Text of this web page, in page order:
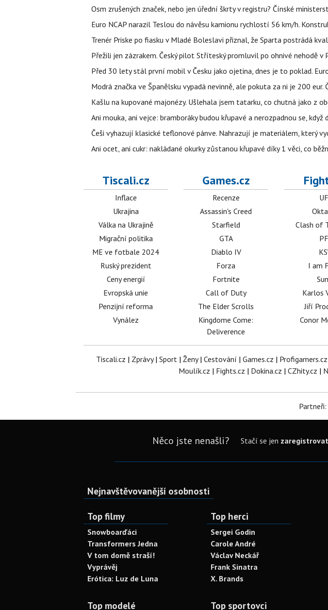
Osm zrušených značek, nebo jen úřední škrty v registru? Čínské
Euro NCAP narazil Teslou do návěsu kamionu rychlostí 56 km/h.
Trenér Priske po fiasku v Mladé Boleslavi přiznal, že Sparta postrádá
Přežili jen zázrakem. Český pilot Stříteský promluvil po ohnivé nehodě v
Před 30 lety stál první mobil v Česku jako ojetina, dnes je to poklad.
Modrá značka ve Španělsku vypadá nevinně, ale pokuta za ni je 200
Kašlu na kupované majonézy. Ušlehala jsem tatarku, co chutná jako z
Ani mouka, ani vejce: bramboráky budou křupavé a nerozpadnou se,
Češi vyhazují klasické teflonové pánve. Nahrazují je materiálem, který
Ani ocet, ani cukr: nakládané okurky zůstanou křupavé díky 1 věci, co
Tiscali.cz
Inflace
Ukrajina
Válka na Ukrajině
Migrační politika
ME ve fotbale 2024
Ruský prezident
Ceny energií
Evropská unie
Penzijní reforma
Vynález
Games.cz
Recenze
Assassin's Creed
Starfield
GTA
Diablo IV
Forza
Fortnite
Call of Duty
The Elder Scrolls
Kingdome Come:
Deliverence
Clash of
I am
Karlos
Jiří
Conor
Tiscali.cz | Zprávy| Sport| Ženy| Cestování | Games.cz | Profigamers.cz
Moulík.cz | Fights.cz | Dokina.cz | CZhity.cz |
Něco jste nenašli? Stačí se jen zaregistrovat
Nejnavštěvovanější osobnosti
Top filmy
Snowboarďáci
Transformers Jedna
V tom domě straší!
Vyprávěj
Erótica: Luz de Luna
Top herci
Sergei Godin
Carole André
Václav Neckář
Frank Sinatra
X. Brands
Top modelé Top sportovci